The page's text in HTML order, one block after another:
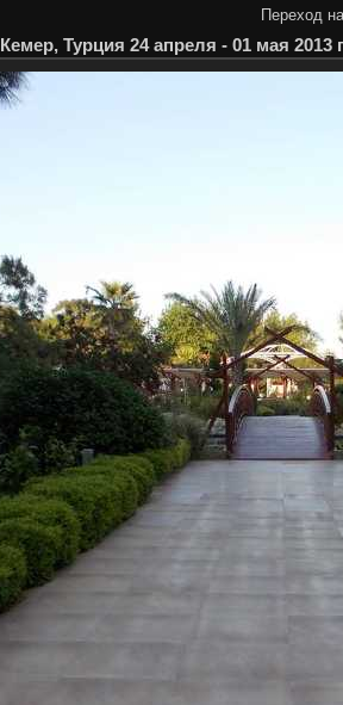
Переход
Кемер, Турция 24 апреля - 01 мая 2013